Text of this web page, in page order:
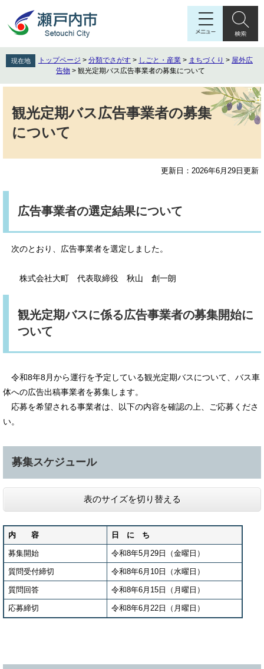
先
頭
を
飛
現在地 トップページ > 分類でさがす > しごと・産業 > まちづくり > 屋外広
告物 > 観光定期バス広告事業者の募集について
観光定期バス広告事業者の募集
について
更新日：2026年6月29日更新
広告事業者の選定結果について
次のとおり、広告事業者を選定しました。
株式会社大町 代表取締役 秋山 創一朗
観光定期バスに係る広告事業者の募集開始に
ついて
令和8年8月から運行を予定している観光定期バスについて、バス車
体への広告出稿事業者を募集します。
応募を希望される事業者は、以下の内容を確認の上、ご応募くださ
い。
募集スケジュール
表のサイズを切り替える
内 容 日 に ち
募集開始 令和8年5月29日（金曜日）
質問受付締切 令和8年6月10日（水曜日）
質問回答 令和8年6月15日（月曜日）
応募締切 令和8年6月22日（月曜日）